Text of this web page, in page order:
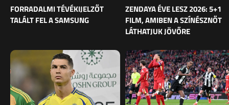
FORRADALMI TÉVÉKIJELZŐT
TALÁLT FEL A SAMSUNG
ZENDAYA ÉVE LESZ 2026: 5+1
FILM, AMIBEN A SZÍNÉSZNŐT
LÁTHATJUK JÖVŐRE